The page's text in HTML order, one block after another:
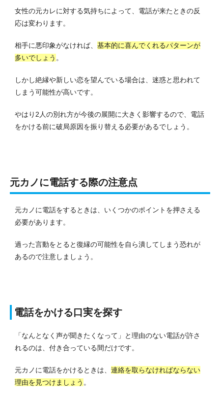
女性の元カレに対する気持ちによって、電話が来たときの反
応は変わります。
相手に悪印象がなければ、 基本的に喜んでくれるパターンが
多いでしょう 。
しかし絶縁や新しい恋を望んでいる場合は、迷惑と思われて
しまう可能性が高いです。
やはり2人の別れ方が今後の展開に大きく影響するので、電話
をかける前に破局原因を振り替える必要があるでしょう。
元カノに電話する際の注意点
元カノに電話をするときは、いくつかのポイントを押さえる
必要があります。
過った言動をとると復縁の可能性を自ら潰してしまう恐れが
あるので注意しましょう。
電話をかける口実を探す
「なんとなく声が聞きたくなって」と理由のない電話が許さ
れるのは、付き合っている間だけです。
元カノに電話をかけるときは、 連絡を取らなければならない
理由を見つけましょう 。